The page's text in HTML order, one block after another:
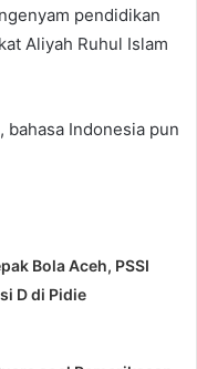
pendidikan
Aliyah Ruhul Islam
bahasa Indonesia pun
Bola Aceh, PSSI
D di Pidie